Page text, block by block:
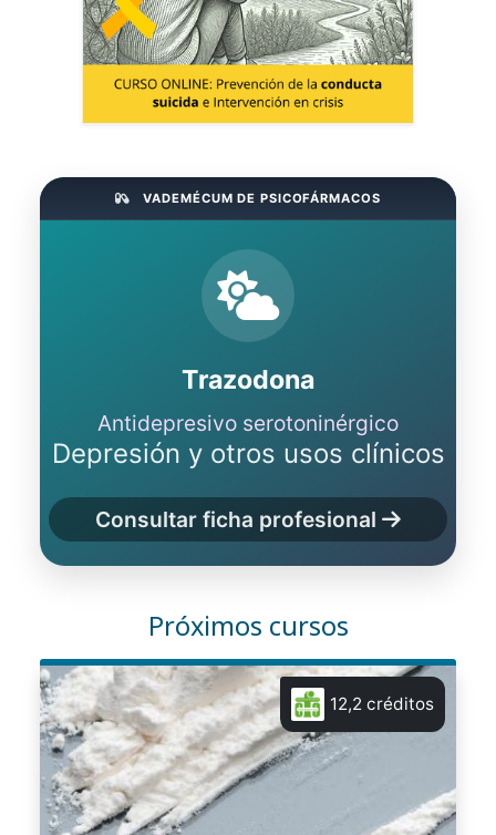
VADEMÉCUM DE PSICOFÁRMACOS
Trazodona
Antidepresivo serotoninérgico
Depresión y otros usos clínicos
Consultar ficha profesional
Próximos cursos
12,2 créditos